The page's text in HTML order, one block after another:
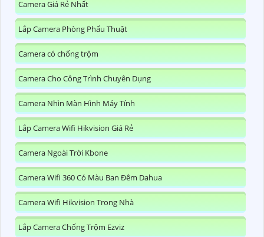
Camera Giá Rẻ Nhất
Lắp Camera Phòng Phẩu Thuật
Camera có chống trộm
Camera Cho Công Trình Chuyên Dụng
Camera Nhìn Màn Hình Máy Tính
Lắp Camera Wifi Hikvision Giá Rẻ
Camera Ngoài Trời Kbone
Camera Wifi 360 Có Màu Ban Đêm Dahua
Camera Wifi Hikvision Trong Nhà
Lắp Camera Chống Trộm Ezviz